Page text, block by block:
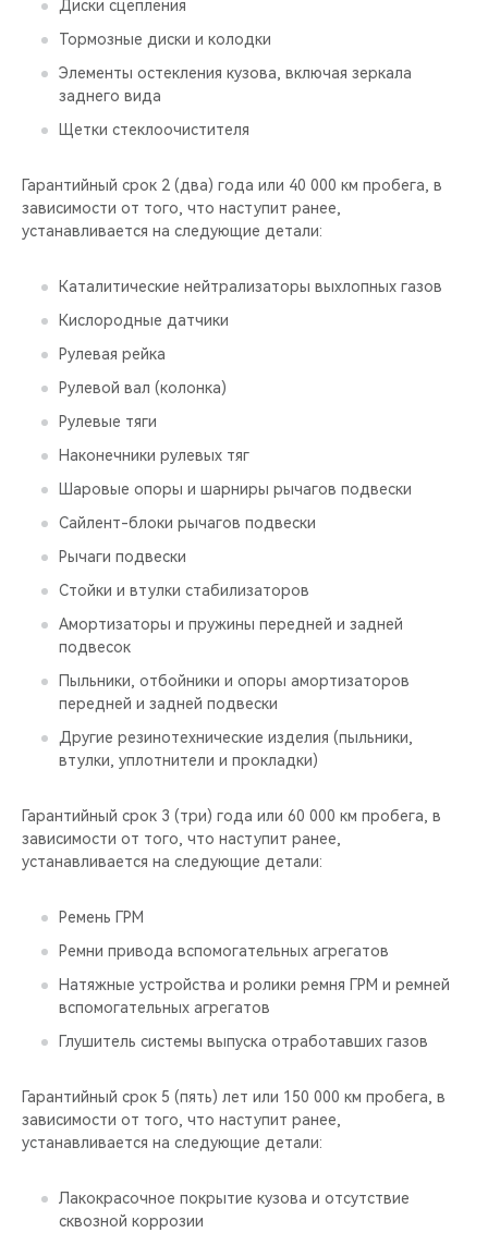
Диски сцепления
Тормозные диски и колодки
Элементы остекления кузова, включая зеркала
заднего вида
Щетки стеклоочистителя
Гарантийный срок 2 (два) года или 40 000 км пробега, в
зависимости от того, что наступит ранее,
устанавливается на следующие детали:
Каталитические нейтрализаторы выхлопных газов
Кислородные датчики
Рулевая рейка
Рулевой вал (колонка)
Рулевые тяги
Наконечники рулевых тяг
Шаровые опоры и шарниры рычагов подвески
Сайлент-блоки рычагов подвески
Рычаги подвески
Стойки и втулки стабилизаторов
Амортизаторы и пружины передней и задней
подвесок
Пыльники, отбойники и опоры амортизаторов
передней и задней подвески
Другие резинотехнические изделия (пыльники,
втулки, уплотнители и прокладки)
Гарантийный срок 3 (три) года или 60 000 км пробега, в
зависимости от того, что наступит ранее,
устанавливается на следующие детали:
Ремень ГРМ
Ремни привода вспомогательных агрегатов
Натяжные устройства и ролики ремня ГРМ и ремней
вспомогательных агрегатов
Глушитель системы выпуска отработавших газов
Гарантийный срок 5 (пять) лет или 150 000 км пробега, в
зависимости от того, что наступит ранее,
устанавливается на следующие детали:
Лакокрасочное покрытие кузова и отсутствие
сквозной коррозии